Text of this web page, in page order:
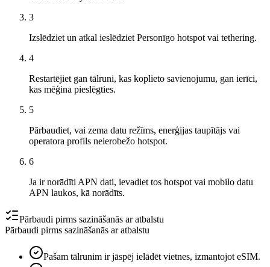
3
Izslēdziet un atkal ieslēdziet Personīgo hotspot vai tethering.
4
Restartējiet gan tālruni, kas koplieto savienojumu, gan ierīci,
kas mēģina pieslēgties.
5
Pārbaudiet, vai zema datu režīms, enerģijas taupītājs vai
operatora profils neierobežo hotspot.
6
Ja ir norādīti APN dati, ievadiet tos hotspot vai mobilo datu
APN laukos, kā norādīts.
Pārbaudi pirms sazināšanās ar atbalstu
Pārbaudi pirms sazināšanās ar atbalstu
Pašam tālrunim ir jāspēj ielādēt vietnes, izmantojot eSIM.